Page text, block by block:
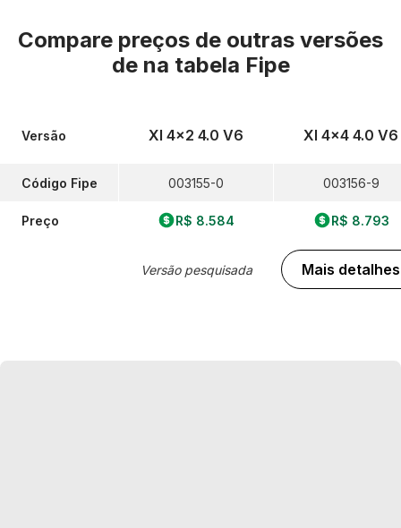
Compare preços de outras versões
de na tabela Fipe
Versão
Código Fipe
Preço
Xl 4x2 4.0 V6
003155-0
R$ 8.584
Versão pesquisada
Xl 4x4 4.0 V6
003156-9
R$ 8.793
Mais detalhes